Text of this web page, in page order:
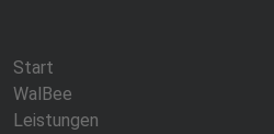
Start
WalBee
Leistungen